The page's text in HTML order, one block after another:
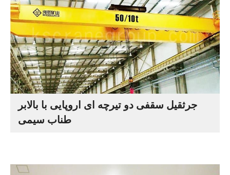
جرثقیل سقفی دو تیرچه ای اروپایی با بالابر
طناب سیمی